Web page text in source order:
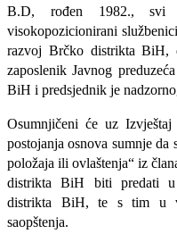
B.D, rođen 1982.,
visokopozicionirani
razvoj Brčko distrikta BiH,
zaposlenik Javnog
BiH i predsjednik je
Osumnjičeni će uz
postojanja osnova sumnje
položaja ili ovlaštenja“ iz
distrikta BiH biti predati u
distrikta BiH, te s tim u
saopštenja.